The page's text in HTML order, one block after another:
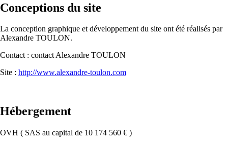
Conceptions du site
La conception graphique et développement du site ont été réalisés par
Alexandre TOULON.
Contact : contact Alexandre TOULON
Site : http://www.alexandre-toulon.com
Hébergement
OVH ( SAS au capital de 10 174 560 € )